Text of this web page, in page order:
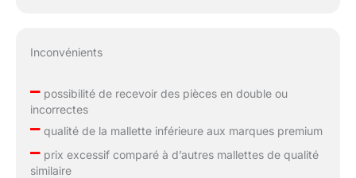
Inconvénients
–possibilité de recevoir des pièces en double ou
incorrectes
–qualité de la mallette inférieure aux marques premium
–prix excessif comparé à d’autres mallettes de qualité
similaire